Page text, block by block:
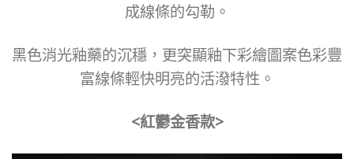
成線條的勾勒。
黑色消光釉藥的沉穩，更突顯釉下彩繪圖案色彩豐
富線條輕快明亮的活潑特性。
<紅鬱金香款>